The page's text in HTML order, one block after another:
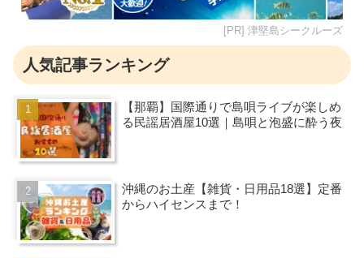
[PR] 津堅島シークルーズ
人気記事ランキング
【那覇】国際通りで島唄ライブが楽しめ
る民謡居酒屋10選｜島唄と泡盛に酔う夜
沖縄のお土産【雑貨・日用品18選】定番
からハイセンスまで！